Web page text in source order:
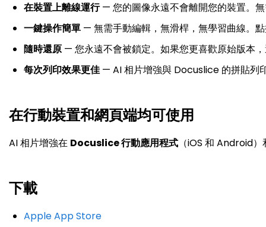
在裝置上離線運行— 您的圖像永遠不會離開您的裝置。
一鍵操作簡單 — 無需手動編輯，無滑桿，無學習曲線。
隨時還原 — 您永遠不會被鎖定。如果您更喜歡原始版本
每次列印效果更佳— AI 相片增強與 Docuslice 的拼貼列
在行動裝置和網頁端均可使用
AI 相片增強在 Docuslice 行動應用程式 （iOS 和 Android
下載
Apple App Store